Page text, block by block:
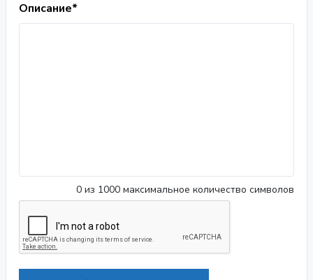
Описание*
0 из 1000 максимальное количество символов